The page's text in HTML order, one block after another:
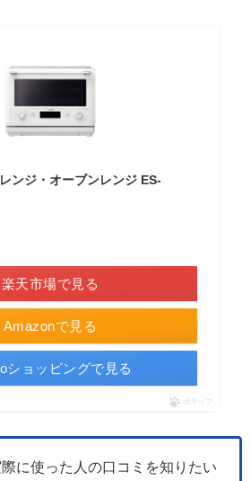
ンジ・オーブンレンジ ES-
Amazonで見る
楽天市場で見る
ショッピングで見る
ポチップ
際に使った人の口コミを知りたい